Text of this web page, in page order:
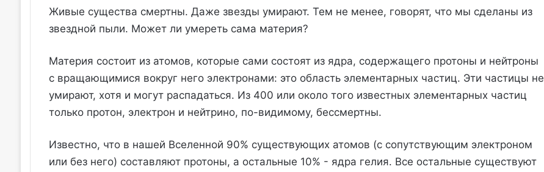
Живые существа смертны. Даже звезды умирают. Тем не менее, говорят, что мы сделаны из
звездной пыли. Может ли умереть сама материя?
Материя состоит из атомов, которые сами состоят из ядра, содержащего протоны и нейтроны
с вращающимися вокруг него электронами: это область элементарных частиц. Эти частицы не
умирают, хотя и могут распадаться. Из 400 или около того известных элементарных частиц
только протон, электрон и нейтрино, по-видимому, бессмертны.
Известно, что в нашей Вселенной 90% существующих атомов (с сопутствующим электроном
или без него) составляют протоны, а остальные 10% - ядра гелия. Все остальные существуют